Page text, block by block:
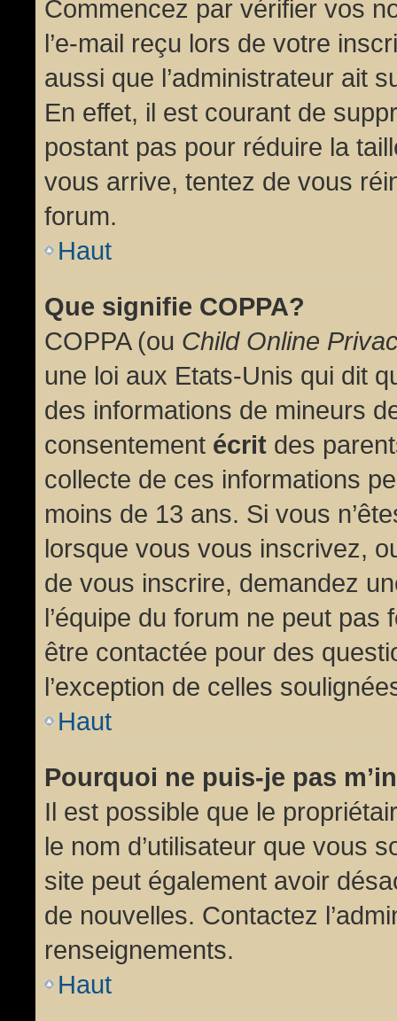
Commencez par vérifier vos
l’e-mail reçu lors de votre
aussi que l’administrateur ait
En effet, il est courant de
postant pas pour réduire la
vous arrive, tentez de vous
forum.
Haut
Que signifie COPPA?
COPPA (ou Child Online
une loi aux Etats-Unis qui dit
des informations de mineurs
consentement écrit des
collecte de ces informations
moins de 13 ans. Si vous
lorsque vous vous inscrivez,
de vous inscrire, demandez
l’équipe du forum ne peut
être contactée pour des
l’exception de celles
Haut
Pourquoi ne puis-je pas
Il est possible que le
le nom d’utilisateur que vous
site peut également avoir
de nouvelles. Contactez
renseignements.
Haut